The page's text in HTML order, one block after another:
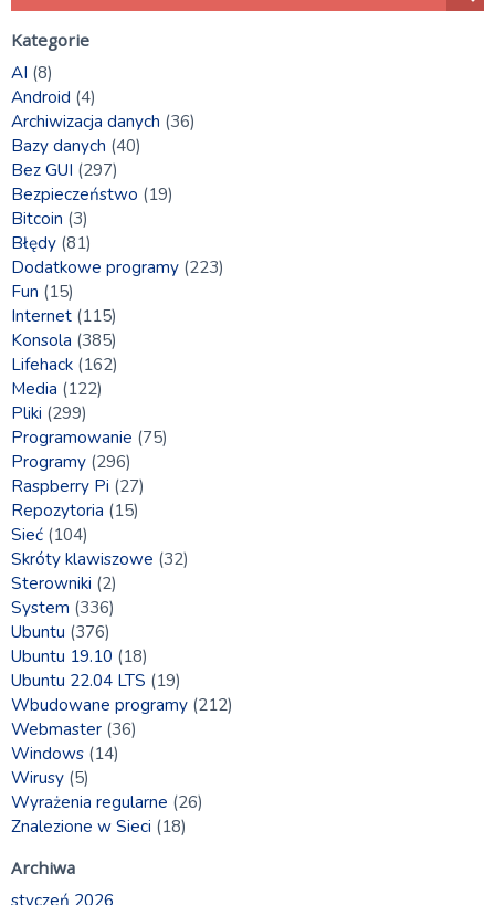
Kategorie
AI (8)
Android (4)
Archiwizacja danych (36)
Bazy danych (40)
Bez GUI (297)
Bezpieczeństwo (19)
Bitcoin (3)
Błędy (81)
Dodatkowe programy (223)
Fun (15)
Internet (115)
Konsola (385)
Lifehack (162)
Media (122)
Pliki (299)
Programowanie (75)
Programy (296)
Raspberry Pi (27)
Repozytoria (15)
Sieć (104)
Skróty klawiszowe (32)
Sterowniki (2)
System (336)
Ubuntu (376)
Ubuntu 19.10 (18)
Ubuntu 22.04 LTS (19)
Wbudowane programy (212)
Webmaster (36)
Windows (14)
Wirusy (5)
Wyrażenia regularne (26)
Znalezione w Sieci (18)
Archiwa
styczeń 2026